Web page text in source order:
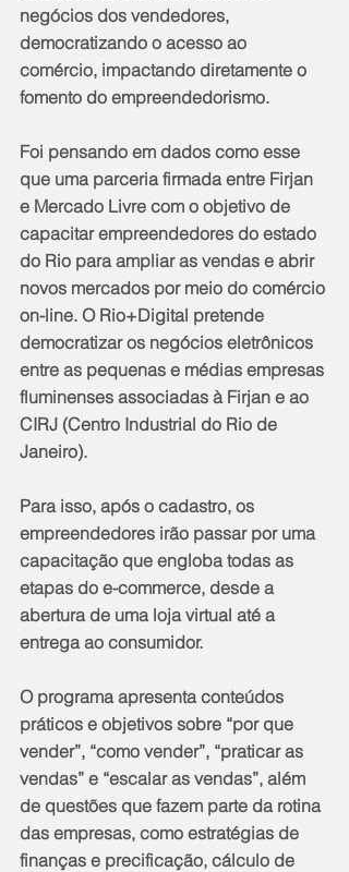
negócios dos vendedores,
democratizando o acesso ao
comércio, impactando diretamente o
fomento do empreendedorismo.
Foi pensando em dados como esse
que uma parceria firmada entre Firjan
e Mercado Livre com o objetivo de
capacitar empreendedores do estado
do Rio para ampliar as vendas e abrir
novos mercados por meio do comércio
on-line. O Rio+Digital pretende
democratizar os negócios eletrônicos
entre as pequenas e médias empresas
fluminenses associadas à Firjan e ao
CIRJ (Centro Industrial do Rio de
Janeiro).
Para isso, após o cadastro, os
empreendedores irão passar por uma
capacitação que engloba todas as
etapas do e-commerce, desde a
abertura de uma loja virtual até a
entrega ao consumidor.
O programa apresenta conteúdos
práticos e objetivos sobre “por que
vender”, “como vender”, “praticar as
vendas” e “escalar as vendas”, além
de questões que fazem parte da rotina
das empresas, como estratégias de
finanças e precificação, cálculo de